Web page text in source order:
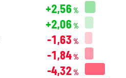
+2,56 %
+2,06 %
-1,63 %
-1,84%
-4,32 %